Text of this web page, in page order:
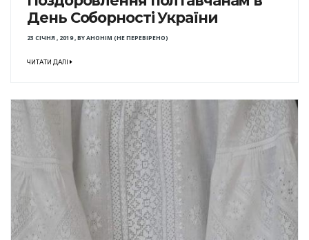
День Соборності України
23 СІЧНЯ , 2019,BYАНОНІМ (НЕ ПЕРЕВІРЕНО)
ЧИТАТИ ДАЛІ